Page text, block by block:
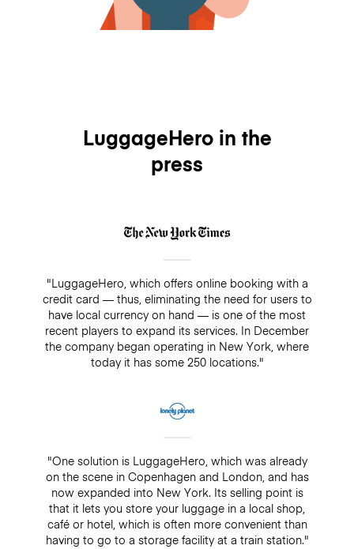
LuggageHero in the
press
"LuggageHero, which offers online booking with a
credit card — thus, eliminating the need for users to
have local currency on hand — is one of the most
recent players to expand its services. In December
the company began operating in New York, where
today it has some 250 locations."
"One solution is LuggageHero, which was already
on the scene in Copenhagen and London, and has
now expanded into New York. Its selling point is
that it lets you store your luggage in a local shop,
café or hotel, which is often more convenient than
having to go to a storage facility at a train station."